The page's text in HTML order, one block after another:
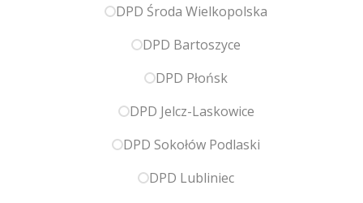
DPD Środa Wielkopolska
DPD Bartoszyce
DPD Płońsk
DPD Jelcz-Laskowice
DPD Sokołów Podlaski
DPD Lubliniec